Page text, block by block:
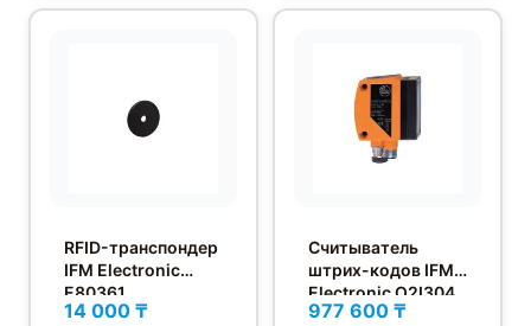
RFID-транспондер
IFM Electronic
E80361
14 000 ₸
Считыватель
штрих-кодов IFM
Electronic O2I304
977 600 ₸